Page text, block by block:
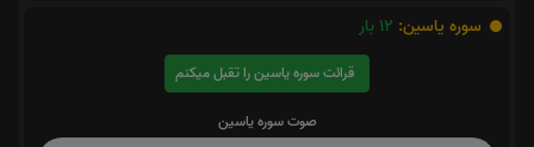
سوره یاسین: 12 بار
قرائت سوره یاسین را تقبل میکنم
صوت سوره یاسین